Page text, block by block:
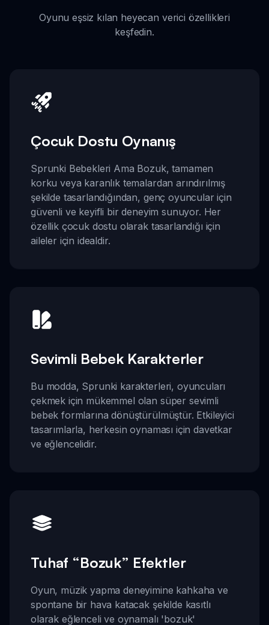
Oyunu eşsiz kılan heyecan verici özellikleri
keşfedin.
Çocuk Dostu Oynanış
Sprunki Bebekleri Ama Bozuk, tamamen
korku veya karanlık temalardan arındırılmış
şekilde tasarlandığından, genç oyuncular için
güvenli ve keyifli bir deneyim sunuyor. Her
özellik çocuk dostu olarak tasarlandığı için
aileler için idealdir.
Sevimli Bebek Karakterler
Bu modda, Sprunki karakterleri, oyuncuları
çekmek için mükemmel olan süper sevimli
bebek formlarına dönüştürülmüştür. Etkileyici
tasarımlarla, herkesin oynaması için davetkar
ve eğlencelidir.
Tuhaf “Bozuk” Efektler
Oyun, müzik yapma deneyimine kahkaha ve
spontane bir hava katacak şekilde kasıtlı
olarak eğlenceli ve oynamalı 'bozuk'